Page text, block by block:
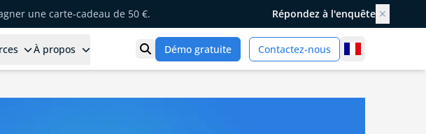
une carte-cadeau de 50 €. Répondez à l'enquête ✕
À propos Ouvrir la recherche
Démo gratuite Contactez-nous